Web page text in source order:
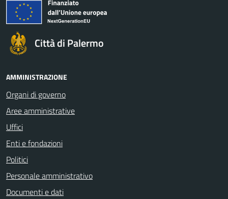
Città di Palermo
AMMINISTRAZIONE
Organi di governo
Aree amministrative
Uffici
Enti e fondazioni
Politici
Personale amministrativo
Documenti e dati